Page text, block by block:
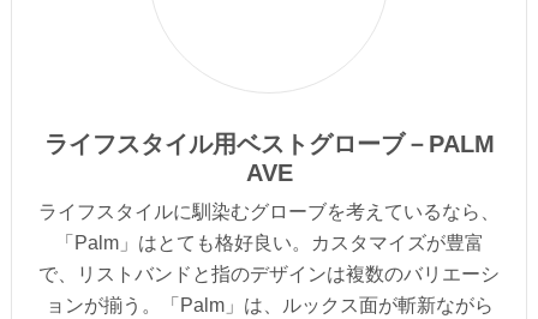
ライフスタイル用ベストグローブ－PALM
AVE
ライフスタイルに馴染むグローブを考えているなら、
「Palm」はとても格好良い。カスタマイズが豊富
で、リストバンドと指のデザインは複数のバリエーシ
ョンが揃う。「Palm」は、ルックス面が斬新ながら